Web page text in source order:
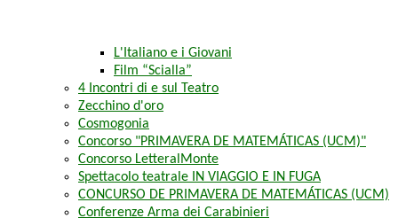
L'Italiano e i Giovani
Film “Scialla”
4 Incontri di e sul Teatro
Zecchino d'oro
Cosmogonia
Concorso "PRIMAVERA DE MATEMÁTICAS (UCM)"
Concorso LetteralMonte
Spettacolo teatrale IN VIAGGIO E IN FUGA
CONCURSO DE PRIMAVERA DE MATEMÁTICAS (UCM)
Conferenze Arma dei Carabinieri